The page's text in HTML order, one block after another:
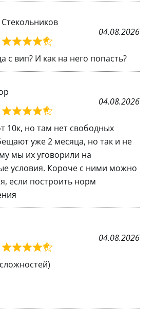
04.08.2026
с вип? И как на него попасть?
04.08.2026
10к, но там нет свободных
уже 2 месяца, но так и не
мы их уговорили на
условия. Короче с ними можно
если построить норм
04.08.2026